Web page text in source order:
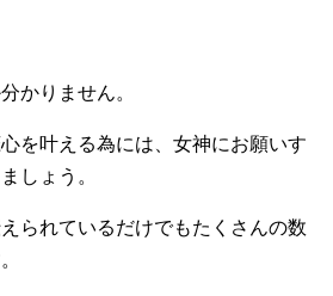
かりません。
を叶える為には、女神にお願いす
しょう。
られているだけでもたくさんの数